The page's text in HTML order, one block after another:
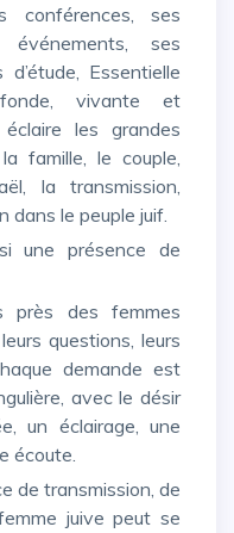
ses
Essentielle
vivante et
les grandes
famille, le couple,
la transmission,
dans le peuple juif.
questions, leurs
demande est
avec le désir
un éclairage, une
écoute.
juive peut se